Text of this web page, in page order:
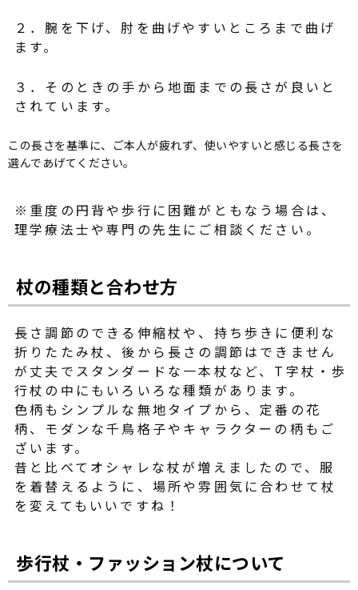
２．腕を下げ、肘を曲げやすいところまで曲げ
ます。
３．そのときの手から地面までの長さが良いと
されています。
この長さを基準に、ご本人が疲れず、使いやすいと感じる長さを
選んであげてください。
※重度の円背や歩行に困難がともなう場合は、
理学療法士や専門の先生にご相談ください。
杖の種類と合わせ方
長さ調節のできる伸縮杖や、持ち歩きに便利な
折りたたみ杖、後から長さの調節はできません
が丈夫でスタンダードな一本杖など、T字杖・歩
行杖の中にもいろいろな種類があります。
色柄もシンプルな無地タイプから、定番の花
柄、モダンな千鳥格子やキャラクターの柄もご
ざいます。
昔と比べてオシャレな杖が増えましたので、服
を着替えるように、場所や雰囲気に合わせて杖
を変えてもいいですね！
歩行杖・ファッション杖について